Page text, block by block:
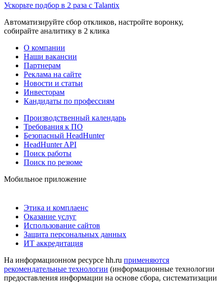
Ускорьте подбор в 2 раза с Talantix
Автоматизируйте сбор откликов, настройте воронку,
собирайте аналитику в 2 клика
О компании
Наши вакансии
Партнерам
Реклама на сайте
Новости и статьи
Инвесторам
Кандидаты по профессиям
Производственный календарь
Требования к ПО
Безопасный HeadHunter
HeadHunter API
Поиск работы
Поиск по резюме
Мобильное приложение
Этика и комплаенс
Оказание услуг
Использование сайтов
Защита персональных данных
ИТ аккредитация
На информационном ресурсе hh.ru применяются
рекомендательные технологии (информационные технологии
предоставления информации на основе сбора, систематизации